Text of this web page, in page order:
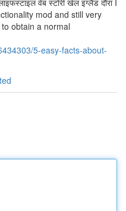
वेब स्टोरी खेल इंग्लैंड दौरा I
mod and still very
obtain a normal
5-easy-facts-about-